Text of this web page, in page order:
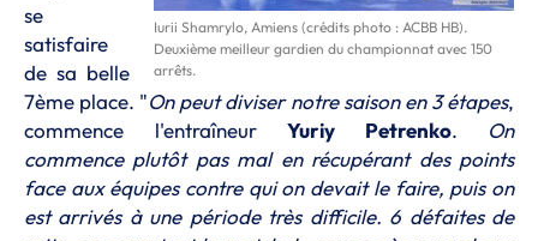
Iurii Shamrylo, Amiens (crédits photo : ACBB HB).
Deuxième meilleur gardien du championnat avec 150
arrêts.
se
satisfaire
de sa belle
7ème place. "On peut diviser notre saison en 3 étapes,
commence l'entraîneur Yuriy Petrenko. On
commence plutôt pas mal en récupérant des points
face aux équipes contre qui on devait le faire, puis on
est arrivés à une période très difficile. 6 défaites de